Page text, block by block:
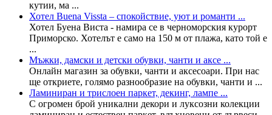
кутии, ма ...
Хотел Buena Vissta – спокойствие, уют и романти ...
Хотел Буена Виста - намира се в черноморския курорт
Приморско. Хотелът е само на 150 м от плажа, като той е
...
Мъжки, дамски и детски обувки, чанти и аксе ...
Онлайн магазин за обувки, чанти и аксесоари. При нас
ще откриете, голямо разнообразие на обувки, чанти и ...
Ламиниран и трислоен паркет, декинг, лампе ...
С огромен брой уникални декори и луксозни колекции